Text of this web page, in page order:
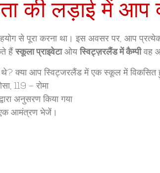
की लड़ाई में आप
सहयोग से पूरा करना था। इस अवसर पर, आप
हैंस्कूला प्राइवेटाओयस्विट्ज़रलैंड में कैम्पीवह
क्या आप स्विट्जरलैंड में एक स्कूल में विकसित
119 – रोमा
अनुसरण किया गया
एक आमंत्रण भेजें।